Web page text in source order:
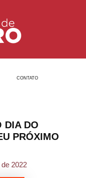
CONTATO
DIA DO
PRÓXIMO
2022